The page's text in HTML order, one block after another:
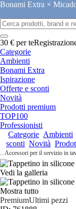
Bonami Extra ×
30 € per te
Categorie
Ambienti
Bonami Extra
Ispirazione
Offerte e sconti
Novità
Prodotti premium
TOP100
Professionisti
Categorie Ambienti
sconti Novità
...Accessori per il servizio in
Vedi la galleria
Mostra tutto
PremiumUltimi pezzi